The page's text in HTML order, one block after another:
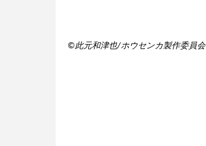
©此元和津也/ホウセンカ製作委員会